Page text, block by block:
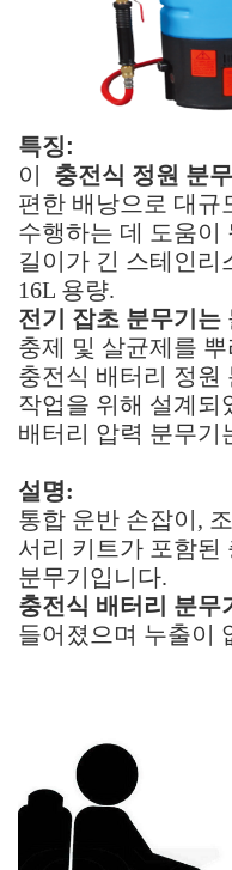
특징:
이 충전식 정원 분무
편한 배낭으로 대규
수행하는 데 도움이
길이가 긴 스테인리
16L 용량.
전기 잡초 분무기는
충제 및 살균제를
충전식 배터리 정원
작업을 위해 설계되
배터리 압력 분무기
설명:
통합 운반 손잡이,
서리 키트가 포함된
분무기입니다.
충전식 배터리 분무
들어졌으며 누출이